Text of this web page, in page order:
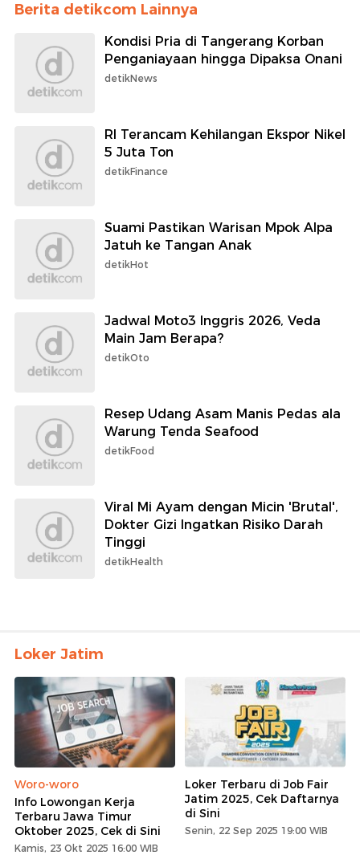
Berita detikcom Lainnya
Kondisi Pria di Tangerang Korban
Penganiayaan hingga Dipaksa Onani
detikNews
RI Terancam Kehilangan Ekspor Nikel
5 Juta Ton
detikFinance
Suami Pastikan Warisan Mpok Alpa
Jatuh ke Tangan Anak
detikHot
Jadwal Moto3 Inggris 2026, Veda
Main Jam Berapa?
detikOto
Resep Udang Asam Manis Pedas ala
Warung Tenda Seafood
detikFood
Viral Mi Ayam dengan Micin 'Brutal',
Dokter Gizi Ingatkan Risiko Darah
Tinggi
detikHealth
Loker Jatim
Woro-woro
Info Lowongan Kerja
Terbaru Jawa Timur
Oktober 2025, Cek di Sini
Kamis, 23 Okt 2025 16:00 WIB
Loker Terbaru di Job Fair
Jatim 2025, Cek Daftarnya
di Sini
Senin, 22 Sep 2025 19:00 WIB